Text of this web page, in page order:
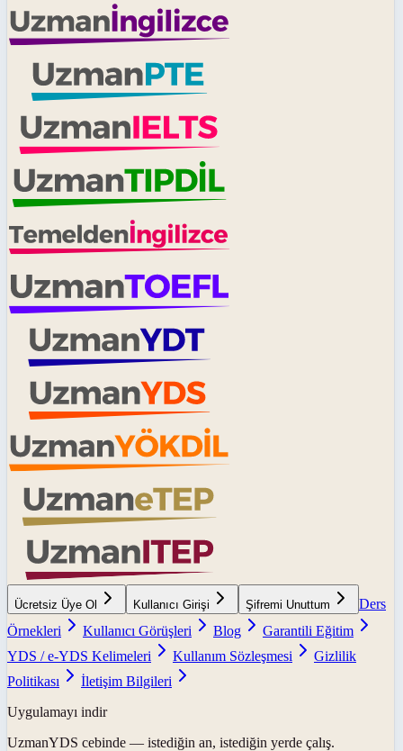
Ücretsiz Üye Ol Kullanıcı Girişi Şifremi Unuttum
Ders
Örnekleri
Kullanıcı Görüşleri Blog
Garantili Eğitim
YDS / e-YDS Kelimeleri
Kullanım Sözleşmesi
Gizlilik
Politikası
İletişim Bilgileri
Uygulamayı indir
UzmanYDS cebinde — istediğin an, istediğin yerde çalış.